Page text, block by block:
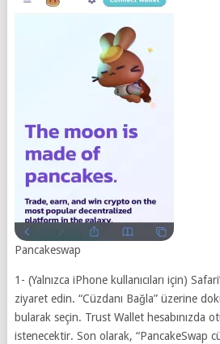
Pancakeswap
1- (Yalnızca iPhone kullanıcıları için)
ziyaret edin. “Cüzdanı Bağla” üzerine
bularak seçin. Trust Wallet hesabınızda
istenecektir. Son olarak, “PancakeSwap